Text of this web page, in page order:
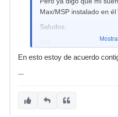
Max/MSP instalado en él
Saludos,
En esto estoy de acuerdo
...